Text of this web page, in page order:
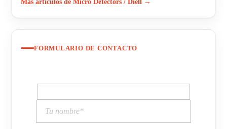
FORMULARIO DE CONTACTO